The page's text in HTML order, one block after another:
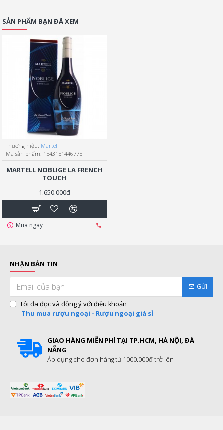
SẢN PHẨM BẠN ĐÃ XEM
Thương hiệu: Martell
Mã sản phẩm: 1543151446775
MARTELL NOBLIGE LA FRENCH
TOUCH
1.650.000đ
Mua ngay
NHẬN BẢN TIN
GỬI
Tôi đã đọc và đồng ý với điều khoản
Thu mua rượu ngoại - Rượu ngoại giá sỉ
GIAO HÀNG MIỄN PHÍ TẠI TP.HCM, HÀ NỘI, ĐÀ
NẴNG
Áp dụng cho đơn hàng từ 1000.000đ trở lên